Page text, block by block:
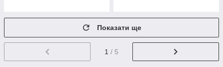
Показати ще
1 / 5